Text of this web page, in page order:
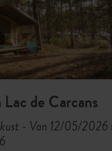
de Carcans
- Van 12/05/2026